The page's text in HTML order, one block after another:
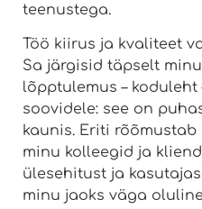
teenustega.
Töö kiirus ja kvaliteet
Sa järgisid täpselt
lõpptulemus –
soovidele: see on
kaunis. Eriti rõõmustab
minu kolleegid ja
ülesehitust ja
minu jaoks väga